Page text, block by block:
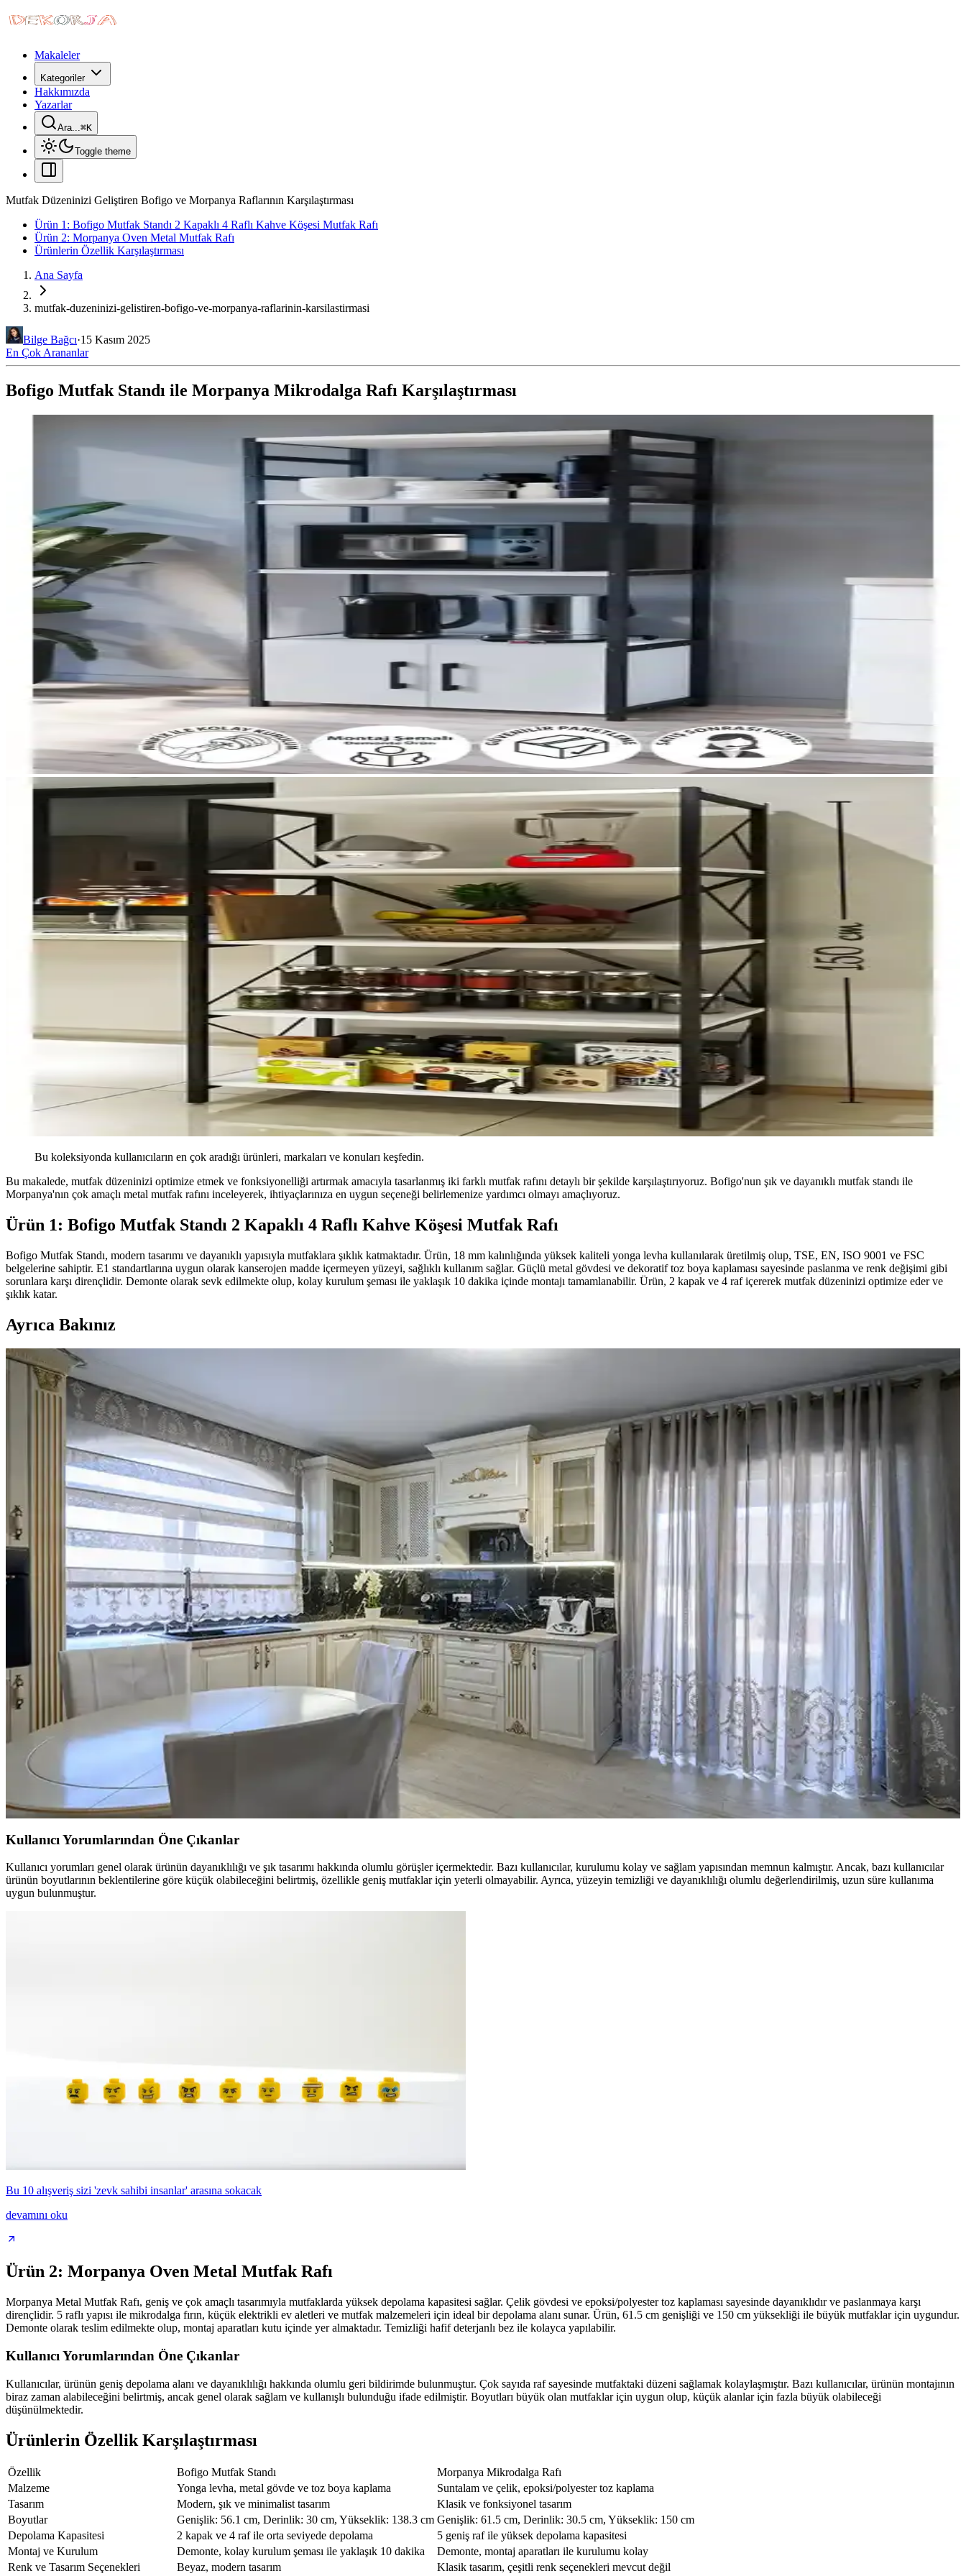
Makaleler
Kategoriler
Hakkımızda
Yazarlar
Ara...⌘K
Toggle theme
Mutfak Düzeninizi Geliştiren Bofigo ve Morpanya Raflarının Karşılaştırması
Ürün 1: Bofigo Mutfak Standı 2 Kapaklı 4 Raflı Kahve Köşesi Mutfak Rafı
Ürün 2: Morpanya Oven Metal Mutfak Rafı
Ürünlerin Özellik Karşılaştırması
Ana Sayfa
mutfak-duzeninizi-gelistiren-bofigo-ve-morpanya-raflarinin-karsilastirmasi
Bilge Bağcı·15 Kasım 2025
En Çok Arananlar
Bofigo Mutfak Standı ile Morpanya Mikrodalga Rafı Karşılaştırması
Bu koleksiyonda kullanıcıların en çok aradığı ürünleri, markaları ve konuları keşfedin.
Bu makalede, mutfak düzeninizi optimize etmek ve fonksiyonelliği artırmak amacıyla tasarlanmış iki farklı mutfak rafını detaylı bir şekilde karşılaştırıyoruz. Bofigo'nun şık ve dayanıklı mutfak standı ile
Morpanya'nın çok amaçlı metal mutfak rafını inceleyerek, ihtiyaçlarınıza en uygun seçeneği belirlemenize yardımcı olmayı amaçlıyoruz.
Ürün 1: Bofigo Mutfak Standı 2 Kapaklı 4 Raflı Kahve Köşesi Mutfak Rafı
Bofigo Mutfak Standı, modern tasarımı ve dayanıklı yapısıyla mutfaklara şıklık katmaktadır. Ürün, 18 mm kalınlığında yüksek kaliteli yonga levha kullanılarak üretilmiş olup, TSE, EN, ISO 9001 ve FSC
belgelerine sahiptir. E1 standartlarına uygun olarak kanserojen madde içermeyen yüzeyi, sağlıklı kullanım sağlar. Güçlü metal gövdesi ve dekoratif toz boya kaplaması sayesinde paslanma ve renk değişimi gibi
sorunlara karşı dirençlidir. Demonte olarak sevk edilmekte olup, kolay kurulum şeması ile yaklaşık 10 dakika içinde montajı tamamlanabilir. Ürün, 2 kapak ve 4 raf içererek mutfak düzeninizi optimize eder ve
şıklık katar.
Ayrıca Bakınız
Mutfak Dekorasyonunda Tezgah Arkası ve Dolap Renkleri: Estetik ve Fonksiyonel Çözümler
Mutfak dekorasyonunda tezgah arkası değiştirme, dolaplarda ikili tonlama ve altın aksesuar kullanımı estetik ve fonksiyonel bir denge sağlar. Doğru renk ve malzeme seçimi mekanın havasını belirler.
Mutfak Dekorasyonunda Aydınlatma, Renk ve Düzenle Pratik İyileştirme Yöntemleri
Mutfak dekorasyonunda aydınlatma, renk uyumu ve düzenleme teknikleriyle koyu renkli dolaplar ve siyah buzdolabı gibi unsurlar uyumlu hale getirilir. Bitkiler ve aksesuarlar atmosferi canlandırır.
Mutfak Duvarında İki Çerçevenin Yan Yana mı Dikey mi Yerleştirilmesi Üzerine Analiz
Mutfakta iki çerçevenin yerleşimi, yan yana ve aralıklı konumlandırıldığında mekanın şıklığını ve görsel dengesini artırır. Dikey asma ise genellikle daha az tercih edilir ve alt boşluk bırakabilir.
Mutfak Tezgahı ve Backsplash Renk Uyumu: Estetik ve Fonksiyonel Çözümler
Mutfak tezgahı ile backsplash arasındaki renk uyumsuzlukları, malzeme ve ton farklılıklarından kaynaklanır. Bu yazıda, kalıcı ve geçici çözümlerle uyum sağlama yöntemleri detaylandırılmaktadır.
Kiralık Mutfaklarda Başarılı Yenileme ve Tasarım İçin İzin ve Malzeme Seçimi
Kiralık mutfaklarda ev sahibi ile iletişim ve izin süreci, boya, aydınlatma ve donanım değişiklikleriyle estetik ve fonksiyonel yenileme yöntemleri ele alınmaktadır.
Eski Seramik Karoları Yenileme ve Mutfak Dolaplarıyla Uyum Sağlama Yöntemleri
Eski seramik karoları değiştirmeden yenileme yöntemleri ve mutfak dolaplarıyla renk uyumu sağlama teknikleri detaylıca ele alınmaktadır. Maliyet etkin ve estetik çözümler sunulmaktadır.
Mutfaktaki Boş Alanların İşlevsel Kullanımı İçin Alternatif Mobilya ve Dekorasyon Önerileri
Mutfaktaki boş alanlar, mobilya seçimi ve dekorasyonla çalışma, dinlenme veya sosyal alanlara dönüştürülebilir. Doğru düzenlemelerle fonksiyonel ve estetik mekanlar yaratmak mümkündür.
Mutfak Pencereleri İçin Estetik ve Fonksiyonel Perde ile Jaluzi Seçenekleri
Mutfak pencereleri için perde ve jaluzi seçiminde mevcut pencere durumu, kullanım alışkanlıkları ve dekorasyon tarzı önemlidir. Roman storlar, bambu jaluziler ve dekoratif filmler estetik ve fonksiyonel
çözümler sunar.
Kullanıcı Yorumlarından Öne Çıkanlar
Kullanıcı yorumları genel olarak ürünün dayanıklılığı ve şık tasarımı hakkında olumlu görüşler içermektedir. Bazı kullanıcılar, kurulumu kolay ve sağlam yapısından memnun kalmıştır. Ancak, bazı kullanıcılar
ürünün boyutlarının beklentilerine göre küçük olabileceğini belirtmiş, özellikle geniş mutfaklar için yeterli olmayabilir. Ayrıca, yüzeyin temizliği ve dayanıklılığı olumlu değerlendirilmiş, uzun süre kullanıma
uygun bulunmuştur.
Bu 10 alışveriş sizi 'zevk sahibi insanlar' arasına sokacak
devamını oku
Ürün 2: Morpanya Oven Metal Mutfak Rafı
Morpanya Metal Mutfak Rafı, geniş ve çok amaçlı tasarımıyla mutfaklarda yüksek depolama kapasitesi sağlar. Çelik gövdesi ve epoksi/polyester toz kaplaması sayesinde dayanıklıdır ve paslanmaya karşı
dirençlidir. 5 raflı yapısı ile mikrodalga fırın, küçük elektrikli ev aletleri ve mutfak malzemeleri için ideal bir depolama alanı sunar. Ürün, 61.5 cm genişliği ve 150 cm yüksekliği ile büyük mutfaklar için uygundur.
Demonte olarak teslim edilmekte olup, montaj aparatları kutu içinde yer almaktadır. Temizliği hafif deterjanlı bez ile kolayca yapılabilir.
Kullanıcı Yorumlarından Öne Çıkanlar
Kullanıcılar, ürünün geniş depolama alanı ve dayanıklılığı hakkında olumlu geri bildirimde bulunmuştur. Çok sayıda raf sayesinde mutfaktaki düzeni sağlamak kolaylaşmıştır. Bazı kullanıcılar, ürünün montajının
biraz zaman alabileceğini belirtmiş, ancak genel olarak sağlam ve kullanışlı bulunduğu ifade edilmiştir. Boyutları büyük olan mutfaklar için uygun olup, küçük alanlar için fazla büyük olabileceği
düşünülmektedir.
Ürünlerin Özellik Karşılaştırması
Özellik Bofigo Mutfak Standı
Morpanya Mikrodalga Rafı
Malzeme
Yonga levha, metal gövde ve toz boya kaplama
Suntalam ve çelik, epoksi/polyester toz kaplama
Tasarım
Modern, şık ve minimalist tasarım
Klasik ve fonksiyonel tasarım
Boyutlar
Genişlik: 56.1 cm, Derinlik: 30 cm, Yükseklik: 138.3 cm Genişlik: 61.5 cm, Derinlik: 30.5 cm, Yükseklik: 150 cm
Depolama Kapasitesi
2 kapak ve 4 raf ile orta seviyede depolama
5 geniş raf ile yüksek depolama kapasitesi
Montaj ve Kurulum
Demonte, kolay kurulum şeması ile yaklaşık 10 dakika
Demonte, montaj aparatları ile kurulumu kolay
Renk ve Tasarım Seçenekleri
Beyaz, modern tasarım Klasik tasarım, çeşitli renk seçenekleri mevcut değil